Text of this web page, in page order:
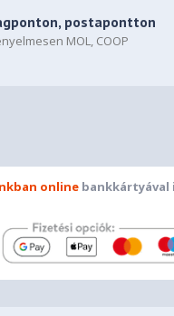
postapontton
MOL, COOP
online